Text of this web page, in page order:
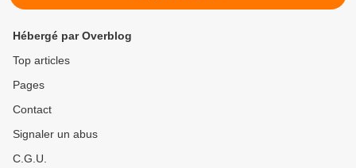
Hébergé par Overblog
Top articles
Pages
Contact
Signaler un abus
C.G.U.